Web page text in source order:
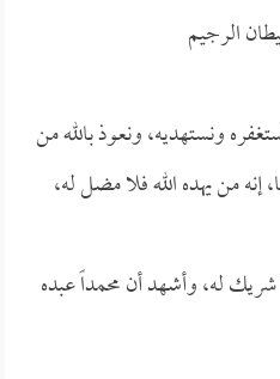
الرجيم
ونستهديه، ونعوذ بالله من
من يهده الله فلا مضل له،
شريك له، وأشهد أن محمداً عبده